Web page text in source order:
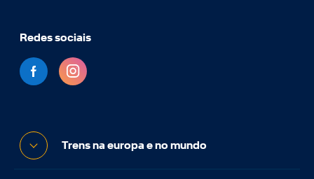
Redes sociais
Trens na europa e no mundo